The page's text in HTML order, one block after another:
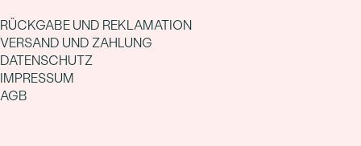
RÜCKGABE UND REKLAMATION
VERSAND UND ZAHLUNG
DATENSCHUTZ
IMPRESSUM
AGB